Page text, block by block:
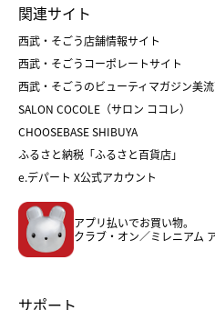
父の日
クリスマスケーキ
ホワイトデー
菓子折り
和菓子
人気のギフト
バレンタイン
おせち
フード
ホーム・キッチン＆アート
関連サイト
西武・そごう店舗情報サイト
西武・そごうコーポレートサイト
西武・そごうのビューティマガジン美
SALON COCOLE（サロン ココレ）
CHOOSEBASE SHIBUYA
ふるさと納税「ふるさと百貨店」
e.デパート X公式アカウント
アプリ払いでお買い物。
クラブ・オン／ミレニアム
サポート